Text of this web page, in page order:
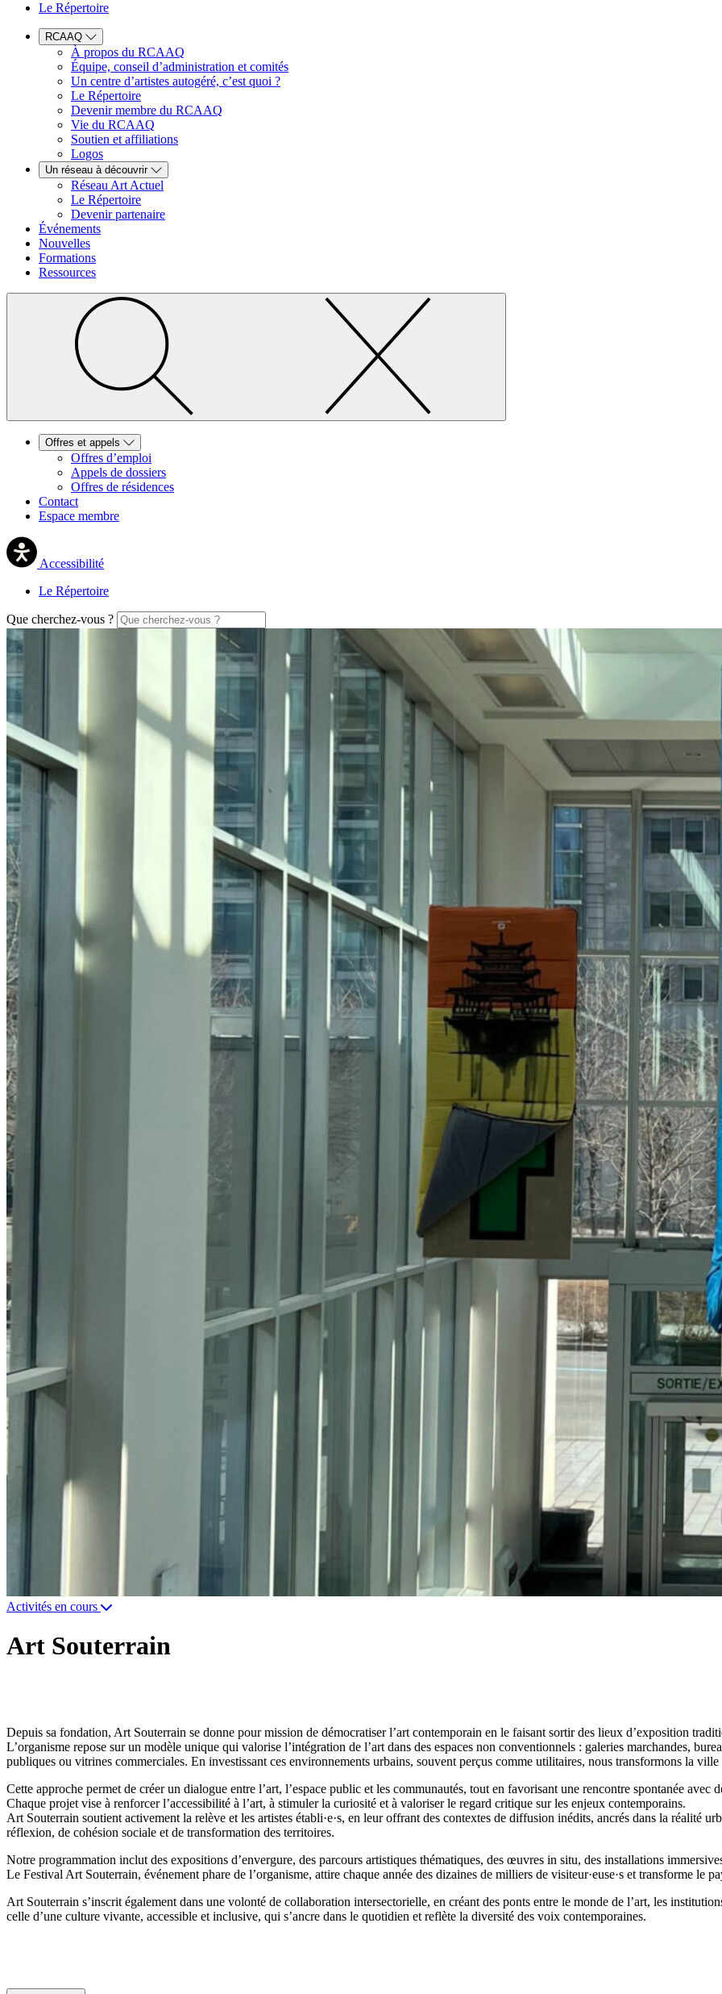
Le Répertoire
RCAAQ
À propos du RCAAQ
Équipe, conseil d’administration et comités
Un centre d’artistes autogéré, c’est quoi ?
Le Répertoire
Devenir membre du RCAAQ
Vie du RCAAQ
Soutien et affiliations
Logos
Un réseau à découvrir
Réseau Art Actuel
Le Répertoire
Devenir partenaire
Événements
Nouvelles
Formations
Ressources
Offres et appels
Offres d’emploi
Appels de dossiers
Offres de résidences
Contact
Espace membre
Accessibilité
Le Répertoire
Que cherchez-vous ?
Activités en cours
Art Souterrain
Depuis sa fondation, Art Souterrain se donne pour mission de démocratiser l’art contemporain en le faisant sortir des lieux d’exposition
L’organisme repose sur un modèle unique qui valorise l’intégration de l’art dans des espaces non conventionnels : galeries marchandes,
publiques ou vitrines commerciales. En investissant ces environnements urbains, souvent perçus comme utilitaires, nous transformons la
Cette approche permet de créer un dialogue entre l’art, l’espace public et les communautés, tout en favorisant une rencontre spontanée
Chaque projet vise à renforcer l’accessibilité à l’art, à stimuler la curiosité et à valoriser le regard critique sur les enjeux contemporains.
Art Souterrain soutient activement la relève et les artistes établi·e·s, en leur offrant des contextes de diffusion inédits, ancrés dans la réalité
réflexion, de cohésion sociale et de transformation des territoires.
Notre programmation inclut des expositions d’envergure, des parcours artistiques thématiques, des œuvres in situ, des installations
Le Festival Art Souterrain, événement phare de l’organisme, attire chaque année des dizaines de milliers de visiteur·euse·s et transforme le
Art Souterrain s’inscrit également dans une volonté de collaboration intersectorielle, en créant des ponts entre le monde de l’art, les
celle d’une culture vivante, accessible et inclusive, qui s’ancre dans le quotidien et reflète la diversité des voix contemporaines.